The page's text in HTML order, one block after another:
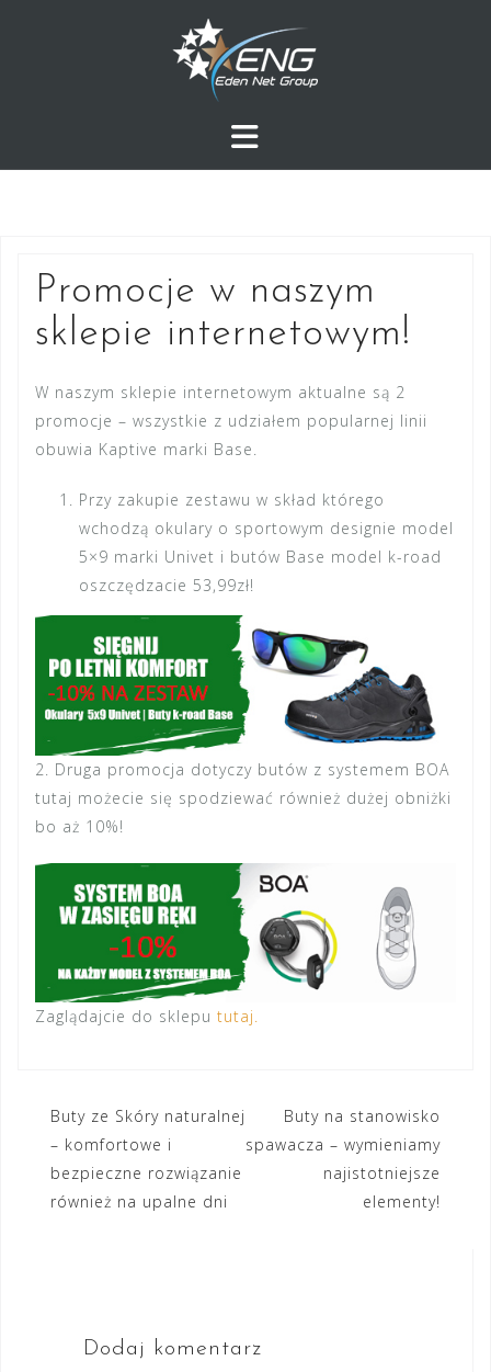
Promocje w naszym
sklepie internetowym!
W naszym sklepie internetowym aktualne są 2
promocje – wszystkie z udziałem popularnej linii
obuwia Kaptive marki Base.
Przy zakupie zestawu w skład którego
wchodzą okulary o sportowym designie model
5×9 marki Univet i butów Base model k-road
oszczędzacie 53,99zł!
2. Druga promocja dotyczy butów z systemem BOA
tutaj możecie się spodziewać również dużej obniżki
bo aż 10%!
Zaglądajcie do sklepu tutaj.
Nawigacja
wpisu
Buty ze Skóry naturalnej
– komfortowe i
bezpieczne rozwiązanie
również na upalne dni
Buty na stanowisko
spawacza – wymieniamy
najistotniejsze
elementy!
Dodaj komentarz